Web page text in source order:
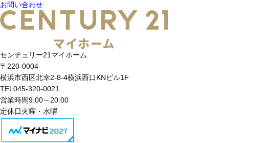
お問い合わせ
センチュリー21マイホーム
〒220-0004
横浜市西区北幸2-8-4横浜西口KNビル1F
TEL 045-320-0021
営業時間9:00～20:00
定休日火曜・水曜